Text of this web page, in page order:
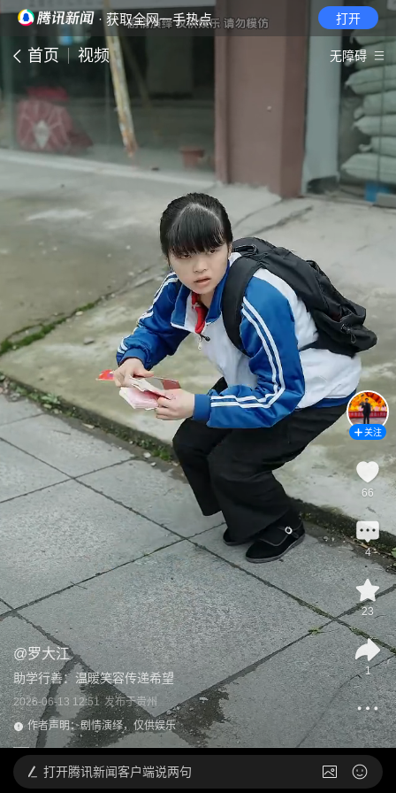
· 获取全网一手热点 打开
首页 视频 无障碍
@罗大江
助学行善：温暖笑容传递希望
2026-06-13 12:51 发布于贵州
作者声明：剧情演绎，仅供娱乐
关注
66
4
23
1
打开腾讯新闻客户端说两句